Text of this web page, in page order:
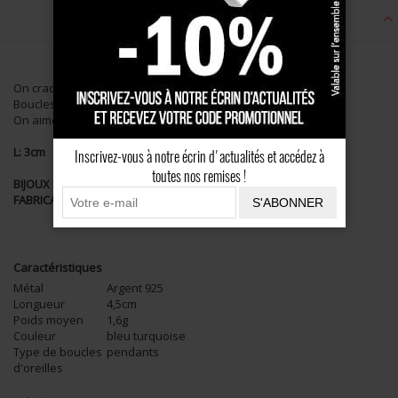
Description
On craque pour cette nouvelle collection!
Boucles d'oreilles en Argent et howlite turquoise.
On aime l'exotisme allié à l'élégance de ce modèle!
L: 3cm
BIJOUX MASSAÏ, Collection ethnique-chic pour femme.
FABRICATION FRANCAISE
Caractéristiques
Métal
Argent 925
Longueur
4,5cm
Poids moyen
1,6g
Couleur
bleu turquoise
Type de boucles
d'oreilles
pendants
Inscrivez-vous à notre écrin d'actualités et accédez à
toutes nos remises !
S'ABONNER